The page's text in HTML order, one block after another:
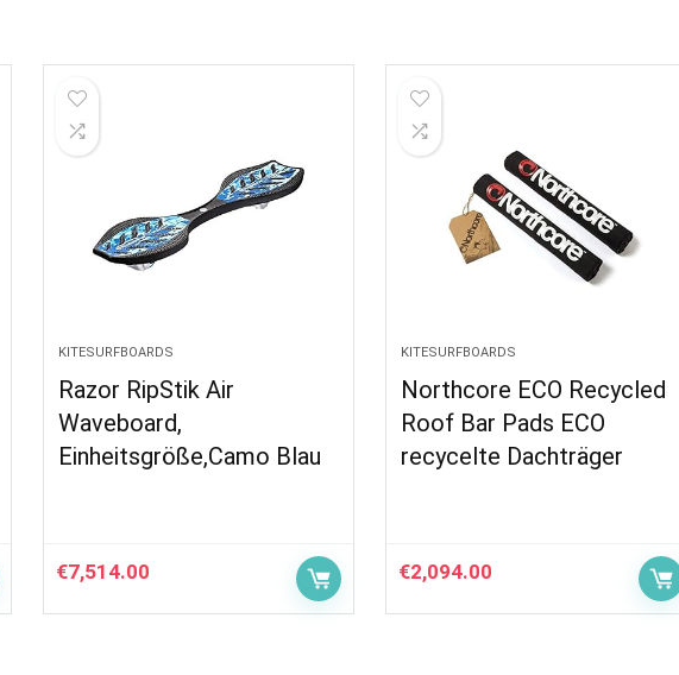
KITESURFBOARDS
Razor RipStik Air
Waveboard,
Einheitsgröße,Camo Blau
€7,514.00
KITESURFBOARDS
Northcore ECO Recycled
Roof Bar Pads ECO
recycelte Dachträger
€2,094.00